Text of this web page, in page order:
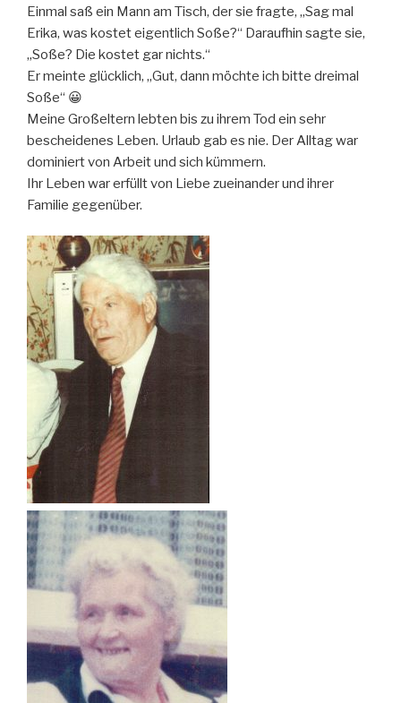
Einmal saß ein Mann am Tisch, der sie fragte, „Sag mal
Erika, was kostet eigentlich Soße?“ Daraufhin sagte sie,
„Soße? Die kostet gar nichts.“
Er meinte glücklich, „Gut, dann möchte ich bitte dreimal
Soße“ 😀
Meine Großeltern lebten bis zu ihrem Tod ein sehr
bescheidenes Leben. Urlaub gab es nie. Der Alltag war
dominiert von Arbeit und sich kümmern.
Ihr Leben war erfüllt von Liebe zueinander und ihrer
Familie gegenüber.